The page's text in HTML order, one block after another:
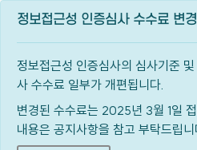
정보접근성 인증심사 수수료 변
정보접근성 인증심사의 심사기준
사 수수료 일부가 개편됩니다.
변경된 수수료는 2025년 3월 1일
내용은 공지사항을 참고 부탁드립